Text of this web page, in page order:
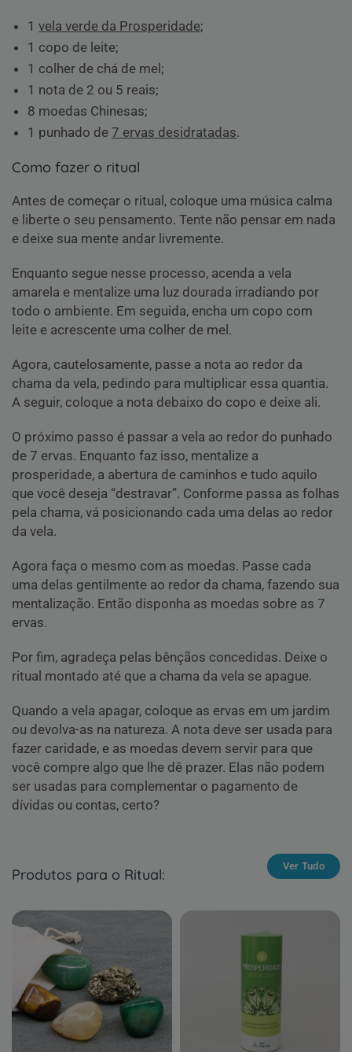
1 vela verde da Prosperidade;
1 copo de leite;
1 colher de chá de mel;
1 nota de 2 ou 5 reais;
8 moedas Chinesas;
1 punhado de 7 ervas desidratadas.
Como fazer o ritual
Antes de começar o ritual, coloque uma música calma
e liberte o seu pensamento. Tente não pensar em nada
e deixe sua mente andar livremente.
Enquanto segue nesse processo, acenda a vela
amarela e mentalize uma luz dourada irradiando por
todo o ambiente. Em seguida, encha um copo com
leite e acrescente uma colher de mel.
Agora, cautelosamente, passe a nota ao redor da
chama da vela, pedindo para multiplicar essa quantia.
A seguir, coloque a nota debaixo do copo e deixe ali.
O próximo passo é passar a vela ao redor do punhado
de 7 ervas. Enquanto faz isso, mentalize a
prosperidade, a abertura de caminhos e tudo aquilo
que você deseja “destravar”. Conforme passa as folhas
pela chama, vá posicionando cada uma delas ao redor
da vela.
Agora faça o mesmo com as moedas. Passe cada
uma delas gentilmente ao redor da chama, fazendo sua
mentalização. Então disponha as moedas sobre as 7
ervas.
Por fim, agradeça pelas bênçãos concedidas. Deixe o
ritual montado até que a chama da vela se apague.
Quando a vela apagar, coloque as ervas em um jardim
ou devolva-as na natureza. A nota deve ser usada para
fazer caridade, e as moedas devem servir para que
você compre algo que lhe dê prazer. Elas não podem
ser usadas para complementar o pagamento de
dívidas ou contas, certo?
Produtos para o Ritual: Ver Tudo